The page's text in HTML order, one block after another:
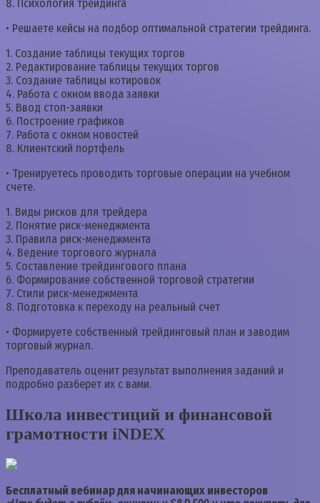
8. Психология трейдинга
• Решаете кейсы на подбор оптимальной стратегии трейдинга.
1. Создание таблицы текущих торгов
2. Редактирование таблицы текущих торгов
3. Создание таблицы котировок
4. Работа с окном ввода заявки
5. Ввод стоп-заявки
6. Построение графиков
7. Работа с окном новостей
8. Клиентский портфель
• Тренируетесь проводить торговые операции на учебном
счете.
1. Виды рисков для трейдера
2. Понятие риск-менеджмента
3. Правила риск-менеджмента
4. Ведение торгового журнала
5. Составление трейдингового плана
6. Формирование собственной торговой стратегии
7. Стили риск-менеджмента
8. Подготовка к переходу на реальный счет
• Формируете собственный трейдинговый план и заводим
торговый журнал.
Преподаватель оценит результат выполнения заданий и
подробно разберет их с вами.
Школа инвестиций и финансовой
грамотности iNDEX
Бесплатный вебинар для начинающих инвесторов